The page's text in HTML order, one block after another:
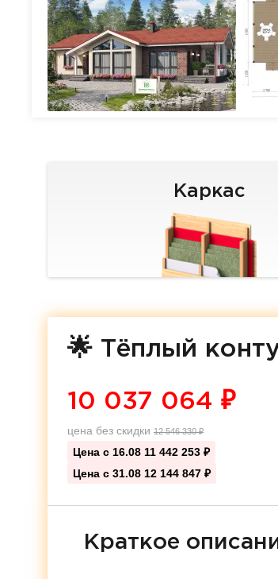
Каркас
🌟 Тёплый
10 037 064 ₽
цена без скидки 12 546 330₽
Цена с 16.08 11 442 253 ₽
Цена с 31.08 12 144 847 ₽
Краткое